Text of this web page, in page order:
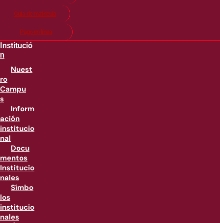
Guía de matricula
Pago en línea
Institució
n
Nuest
ro
Campu
s
Inform
ación
institucio
nal
Docu
mentos
Institucio
nales
Símbo
los
institucio
nales